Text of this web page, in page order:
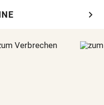
chevron_right